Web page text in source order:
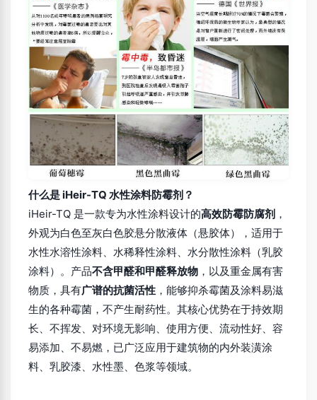
什么是 iHeir-TQ 水性涂料防霉剂？
iHeir-TQ 是一款专为水性涂料设计的高效防霉防腐剂 ，
外观为白色至灰白色胶悬分散液体（悬胶体），适用于
水性水溶性涂料、水稀释性涂料、水分散性涂料（乳胶
涂料）。产品不含甲醛和甲醛释放物 ，以及重金属有害
物质，具有广谱的抗菌活性 ，能够抑杀霉菌及涂料易滋
生的各种霉菌，不产生耐药性。其核心优势在于持效期
长、不挥发、对环境无影响、使用方便、流动性好、容
易添加、不易燃，已广泛应用于建筑物的内外装潢涂
料、乳胶漆、水性墨、色浆等领域。